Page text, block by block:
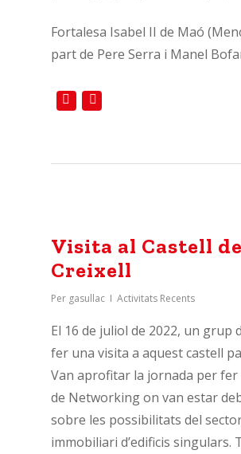
Fortalesa Isabel II de Maó
part de Pere Serra i Manel
Visita al Castell de
Creixell
Per gasullac Activitats Recents
El 16 de juliol de 2022, un grup
fer una visita a aquest castell
Van aprofitar la jornada per fer
de Networking on van estar
sobre les possibilitats del
immobiliari d’edificis singulars.